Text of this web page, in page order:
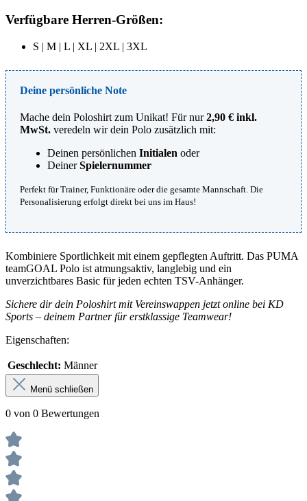
Verfügbare Herren-Größen:
S | M | L | XL | 2XL | 3XL
Deine persönliche Note
Mache dein Poloshirt zum Unikat! Für nur2,90 € inkl.
MwSt. veredeln wir dein Polo zusätzlich mit:
Deinen persönlichen Initialen oder
DeinerSpielernummer
Perfekt für Trainer, Funktionäre oder die gesamte Mannschaft. Die
Personalisierung erfolgt direkt bei uns im Haus!
Kombiniere Sportlichkeit mit einem gepflegten Auftritt. Das PUMA
teamGOAL Polo ist atmungsaktiv, langlebig und ein
unverzichtbares Basic für jeden echten TSV-Anhänger.
Sichere dir dein Poloshirt mit Vereinswappen jetzt online bei KD
Sports – deinem Partner für erstklassige Teamwear!
Eigenschaften:
Geschlecht: Männer
Menü schließen
0 von 0 Bewertungen